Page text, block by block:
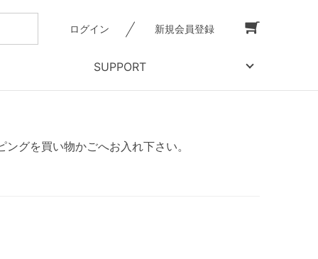
ログイン 新規会員登録
SUPPORT
グを買い物かごへお入れ下さい。